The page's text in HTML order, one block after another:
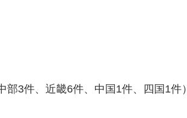
3件、近畿6件、中国1件、四国1件）